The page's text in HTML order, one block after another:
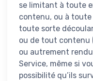
se limitant à toute
contenu, ou à
toute sorte
ou de tout contenu
ou autrement
Service, même si
possibilité qu’ils